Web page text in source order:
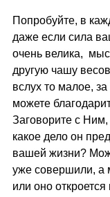
Попробуйте, в
даже если сила
очень велика,
другую чашу
вслух то малое,
можете
Заговорите с Ним,
какое дело он
вашей жизни?
уже совершили, а
или оно